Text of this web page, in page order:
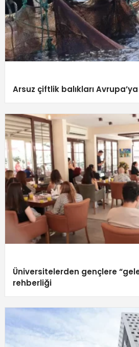
Arsuz çiftlik balıkları
Üniversitelerden gençlere
rehberliği